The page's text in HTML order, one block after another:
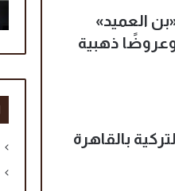
العميد»
ذهبية
بالقاهرة